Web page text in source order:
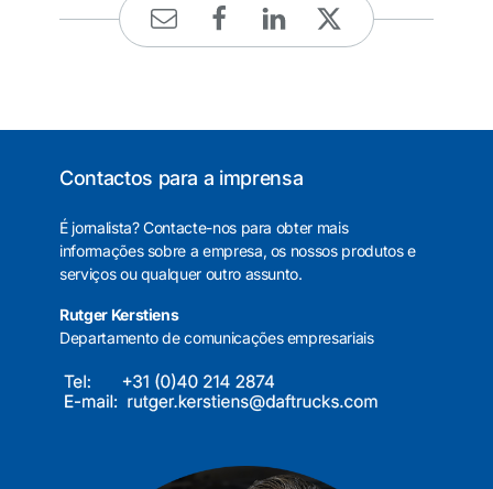
Contactos para a imprensa
É jornalista? Contacte-nos para obter mais
informações sobre a empresa, os nossos produtos e
serviços ou qualquer outro assunto.
Rutger Kerstiens
Departamento de comunicações empresariais